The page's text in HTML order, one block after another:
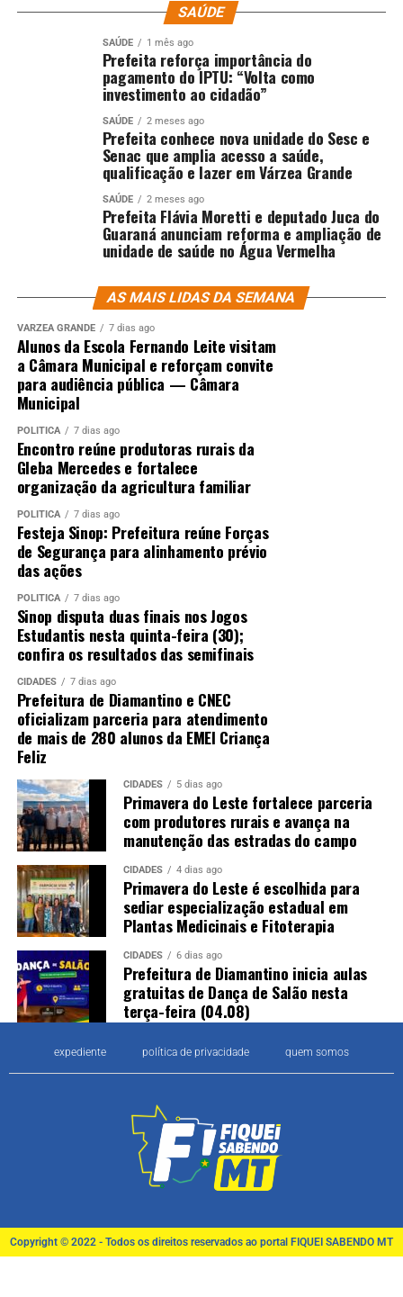
SAÚDE
SAÚDE 1 mês ago
Prefeita reforça importância do
pagamento do IPTU: “Volta como
investimento ao cidadão”
SAÚDE 2 meses ago
Prefeita conhece nova unidade do Sesc e
Senac que amplia acesso a saúde,
qualificação e lazer em Várzea Grande
SAÚDE 2 meses ago
Prefeita Flávia Moretti e deputado Juca do
Guaraná anunciam reforma e ampliação de
unidade de saúde no Água Vermelha
AS MAIS LIDAS DA SEMANA
VÁRZEA GRANDE 7 dias ago
Alunos da Escola Fernando Leite visitam
a Câmara Municipal e reforçam convite
para audiência pública — Câmara
Municipal
POLÍTICA 7 dias ago
Encontro reúne produtoras rurais da
Gleba Mercedes e fortalece
organização da agricultura familiar
POLÍTICA 7 dias ago
Festeja Sinop: Prefeitura reúne Forças
de Segurança para alinhamento prévio
das ações
POLÍTICA 7 dias ago
Sinop disputa duas finais nos Jogos
Estudantis nesta quinta-feira (30);
confira os resultados das semifinais
CIDADES 7 dias ago
Prefeitura de Diamantino e CNEC
oficializam parceria para atendimento
de mais de 280 alunos da EMEI Criança
Feliz
CIDADES 5 dias ago
Primavera do Leste fortalece parceria
com produtores rurais e avança na
manutenção das estradas do campo
CIDADES 4 dias ago
Primavera do Leste é escolhida para
sediar especialização estadual em
Plantas Medicinais e Fitoterapia
CIDADES 6 dias ago
Prefeitura de Diamantino inicia aulas
gratuitas de Dança de Salão nesta
terça-feira (04.08)
expediente política de privacidade quem somos
Copyright © 2022 - Todos os direitos reservados ao portal FIQUEI SABENDO MT